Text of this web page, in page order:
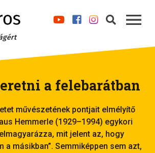
a felebarátban
művészetének pontjait elmélyítő
Hemmerle (1929–1994) egykori
mit jelent az, hogy
a másikban”. Semmiképpen sem azt,